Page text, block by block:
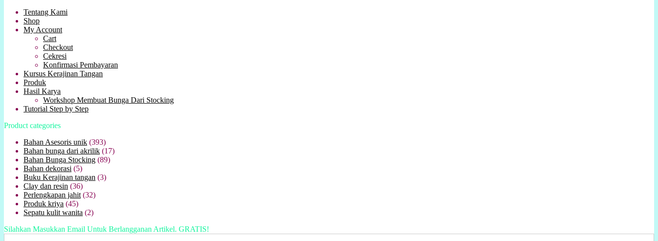
Tentang Kami
Shop
My Account
Cart
Checkout
Cekresi
Konfirmasi Pembayaran
Kursus Kerajinan Tangan
Produk
Hasil Karya
Workshop Membuat Bunga Dari Stocking
Tutorial Step by Step
Product categories
Bahan Asesoris unik (393)
Bahan bunga dari akrilik (17)
Bahan Bunga Stocking (89)
Bahan dekorasi (5)
Buku Kerajinan tangan (3)
Clay dan resin (36)
Perlengkapan jahit (32)
Produk kriya (45)
Sepatu kulit wanita (2)
Silahkan Masukkan Email Untuk Berlangganan Artikel. GRATIS!